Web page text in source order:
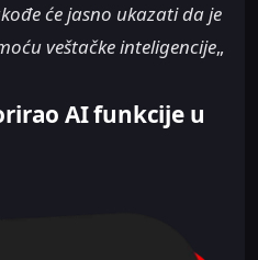
će jasno ukazati da je
veštačke inteligencije„
AI funkcije u